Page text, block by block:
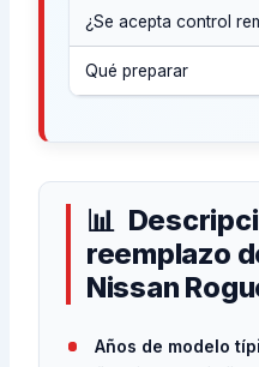
¿Se acepta control
Qué preparar
reemplazo
Nissan
Años de modelo